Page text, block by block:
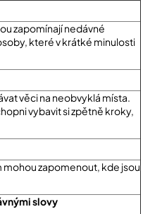
zapomínají nedávné
které v krátké minulosti
věci na neobvyklá místa.
vybavit si zpětně kroky,
zapomenout, kde jsou
slovy